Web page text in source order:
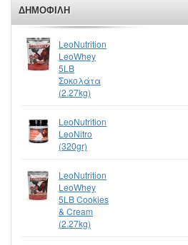
ΔΗΜΟΦΙΛΉ
LeoNutrition
LeoWhey
5LB
Σοκολάτα
(2.27kg)
LeoNutrition
LeoNitro
(320gr)
LeoNutrition
LeoWhey
5LB Cookies
& Cream
(2.27kg)